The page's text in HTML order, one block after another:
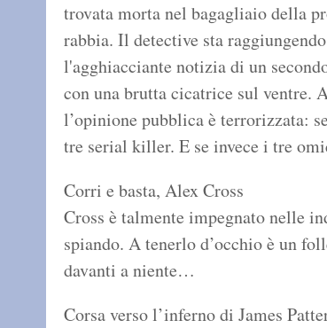
trovata morta nel bagagliaio della
rabbia. Il detective sta
l'agghiacciante notizia di un
con una brutta cicatrice sul ventre.
l’opinione pubblica è terrorizzata:
tre serial killer. E se invece i tre
Corri e basta, Alex Cross
Cross è talmente impegnato nelle
spiando. A tenerlo d’occhio è un
davanti a niente…
Corsa verso l’inferno di James